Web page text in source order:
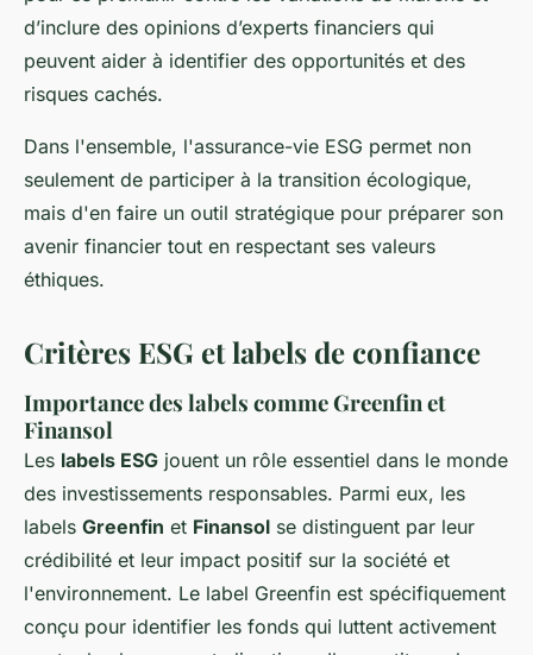
d’inclure des opinions d’experts financiers qui
peuvent aider à identifier des opportunités et des
risques cachés.
Dans l'ensemble, l'assurance-vie ESG permet non
seulement de participer à la transition écologique,
mais d'en faire un outil stratégique pour préparer son
avenir financier tout en respectant ses valeurs
éthiques.
Critères ESG et labels de confiance
Importance des labels comme Greenfin et
Finansol
Les labels ESG jouent un rôle essentiel dans le monde
des investissements responsables. Parmi eux, les
labels Greenfin et Finansol se distinguent par leur
crédibilité et leur impact positif sur la société et
l'environnement. Le label Greenfin est spécifiquement
conçu pour identifier les fonds qui luttent activement